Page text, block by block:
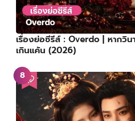
เรื่องย่อซีรีส์ : Overdo | หากวิ
เกินแค้น (2026)